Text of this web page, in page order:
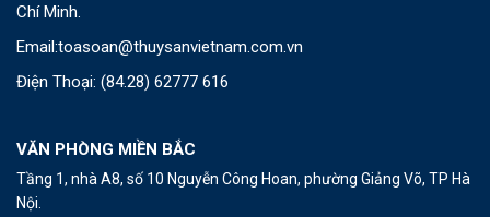
Chí Minh.
Email:toasoan@thuysanvietnam.com.vn
Điện Thoại: (84.28) 62777 616
VĂN PHÒNG MIỀN BẮC
Tầng 1, nhà A8, số 10 Nguyễn Công Hoan, phường Giảng Võ, TP Hà
Nội.